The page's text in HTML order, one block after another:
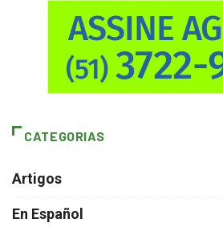
CATEGORIAS
Artigos
En Español